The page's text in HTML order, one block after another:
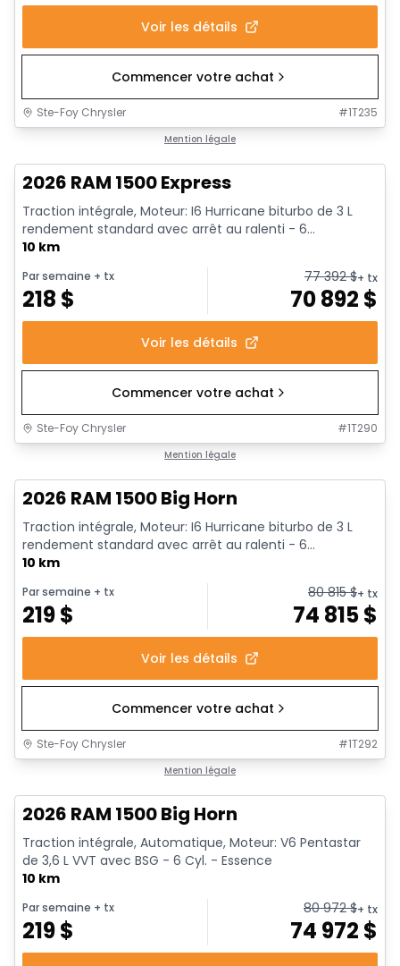
Voir les détails
Commencer votre achat
Ste-Foy Chrysler #1T235
Mention légale
2026 RAM 1500 Express
Traction intégrale, Moteur: I6 Hurricane biturbo de 3 L
rendement standard avec arrêt au ralenti - 6...
10 km
Par semaine + tx
218 $
77 392$+ tx
70 892 $
Voir les détails
Commencer votre achat
Ste-Foy Chrysler #1T290
Mention légale
2026 RAM 1500 Big Horn
Traction intégrale, Moteur: I6 Hurricane biturbo de 3 L
rendement standard avec arrêt au ralenti - 6...
10 km
Par semaine + tx
219$
80 815$+ tx
74 815$
Voir les détails
Commencer votre achat
Ste-Foy Chrysler #1T292
Mention légale
2026 RAM 1500 Big Horn
Traction intégrale, Automatique, Moteur: V6 Pentastar
de 3,6 L VVT avec BSG - 6 Cyl. - Essence
10 km
Par semaine + tx
219$
80 972$+ tx
74 972 $